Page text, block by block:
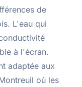
de
L'eau qui
à l'écran.
adaptée aux
où les